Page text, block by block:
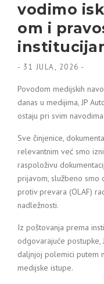
vodimo
om i
- 31 JULA, 2026 -
Povodom medijskih
danas u medijima, JP
ostaju pri svim
Sve činjenice,
relevantnim već smo
raspoloživu
prijavom, službeno smo
protiv prevara (OLAF)
nadležnosti.
Iz poštovanja prema
odgovarajuće postupke,
daljnjoj polemici putem
medijske istupe.